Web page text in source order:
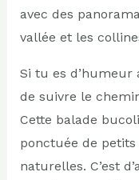
avec des
vallée et les
Si tu es d’humeur
de suivre le
Cette balade
ponctuée de
naturelles. C’est